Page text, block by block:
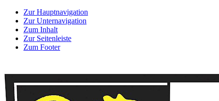
Zur Hauptnavigation
Zur Unternavigation
Zum Inhalt
Zur Seitenleiste
Zum Footer